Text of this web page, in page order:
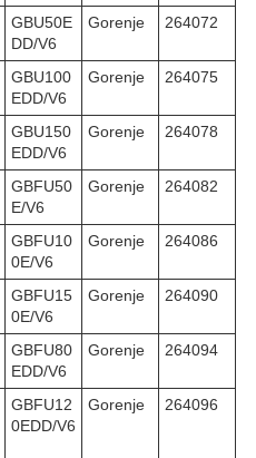
GBU50E
DD/V6
Gorenje 264072
GBU100
EDD/V6
Gorenje 264075
GBU150
EDD/V6
Gorenje 264078
GBFU50
E/V6
Gorenje 264082
GBFU10
0E/V6
Gorenje 264086
GBFU15
0E/V6
Gorenje 264090
GBFU80
EDD/V6
Gorenje 264094
GBFU12
0EDD/V6
Gorenje 264096